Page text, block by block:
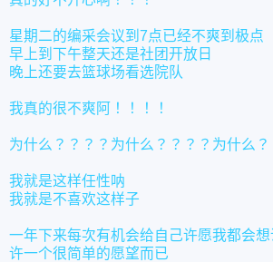
星期二的编采会议到7点已经不爽到极点
早上到下午整天还是社团开放日
晚上还要去篮球场看选院队
我真的很不爽阿！！！！
为什么？？？？为什么？？？？为什么？
我就是这样任性呐
我就是不喜欢这样子
一年下来每次有机会给自己许愿我都会想
许一个很简单的愿望而已